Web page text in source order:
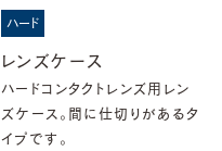
ハード
レンズケース
ハードコンタクトレンズ用レン
ズケース。間に仕切りがあるタ
イプです。